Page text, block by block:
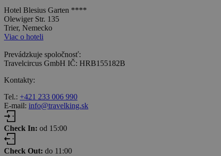
Hotel Blesius Garten ****
Olewiger Str. 135
Trier, Nemecko
Viac o hoteli
Prevádzkuje spoločnosť:
Travelcircus GmbH IČ: HRB155182B
Kontakty:
Tel.: +421 233 006 990
E-mail: info@travelking.sk
Check In: od 15:00
Check Out: do 11:00